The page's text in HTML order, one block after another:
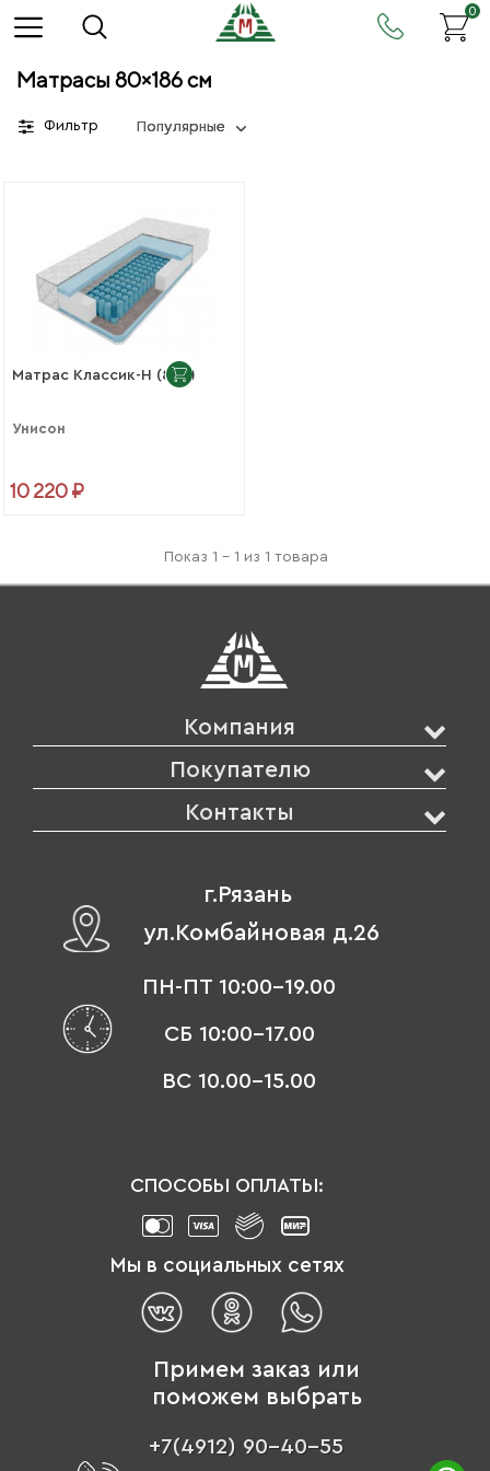
0
Матрасы 80×186 см
Фильтр Популярные
Матрас Классик-Н (800)
Унисон
10 220 ₽
Показ 1 - 1 из 1 товара
Компания
Покупателю
Контакты
г.Рязань
ул.Комбайновая д.26
ПН-ПТ 10:00-19.00
СБ 10:00-17.00
ВС 10.00-15.00
СПОСОБЫ ОПЛАТЫ:
Мы в социальных сетях
Примем заказ или
поможем выбрать
+7(4912) 90-40-55